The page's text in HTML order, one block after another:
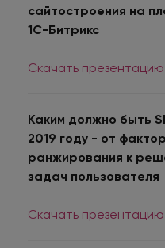
сайтостроения на
1С-Битрикс
Скачать презентацию
Каким должно быть
2019 году - от
ранжирования к
задач пользователя
Скачать презентацию